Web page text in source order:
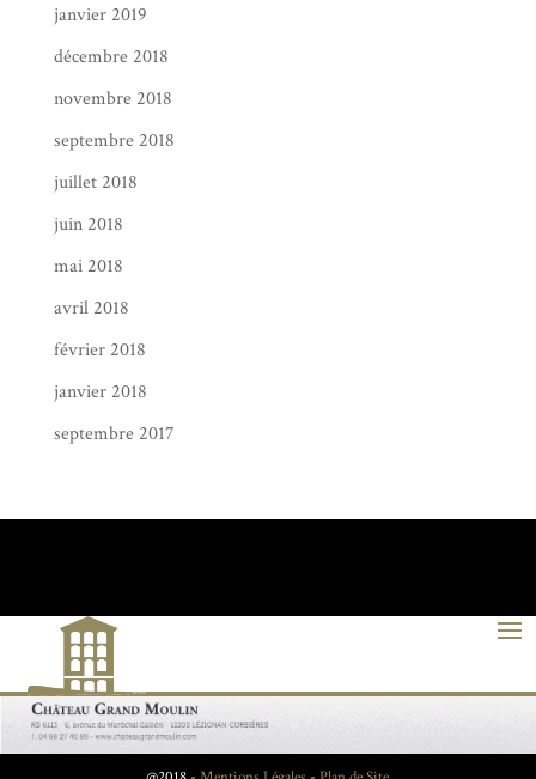
janvier 2019
décembre 2018
novembre 2018
septembre 2018
juillet 2018
juin 2018
mai 2018
avril 2018
février 2018
janvier 2018
septembre 2017